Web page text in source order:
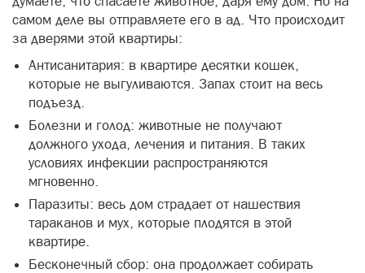
самом деле вы отправляете его в ад. Что происходит
за дверями этой квартиры:
Антисанитария: в квартире десятки кошек,
которые не выгуливаются. Запах стоит на весь
подъезд.
Болезни и голод: животные не получают
должного ухода, лечения и питания. В таких
условиях инфекции распространяются
мгновенно.
Паразиты: весь дом страдает от нашествия
тараканов и мух, которые плодятся в этой
квартире.
Бесконечный сбор: она продолжает собирать